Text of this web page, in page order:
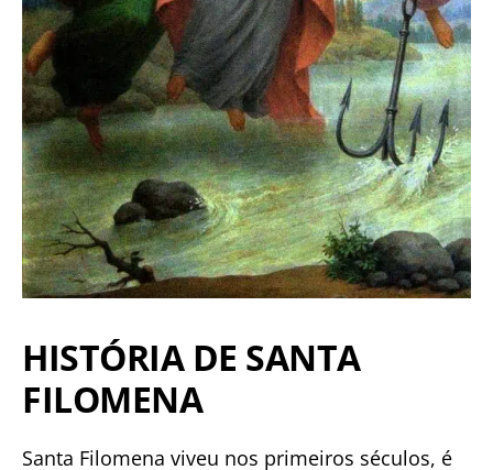
HISTÓRIA DE SANTA
FILOMENA
Santa Filomena viveu nos primeiros séculos, é